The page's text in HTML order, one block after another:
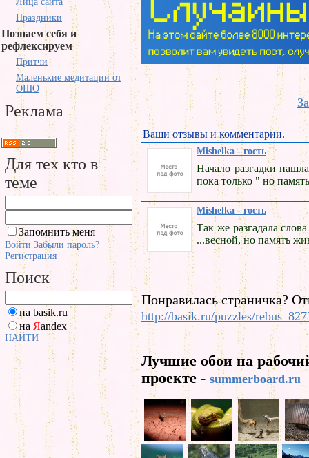
Праздники
Познаем себя и
рефлексируем
Притчи
Маленькие медитации от
ОШО
Реклама
Для тех кто в
теме
Запомнить меня
Войти Забыли пароль?
Регистрация
Поиск
на basik.ru
на Яandex
НАЙТИ
Ваши отзывы и комментарии.
Mishelka - гость
Начало разгадки
пока только " но
Mishelka - гость
Так же разгадала
...весной, но память
Понравилась страничка?
http://basik.ru/puzzles/
Лучшие обои на
проекте - summerboard.ru